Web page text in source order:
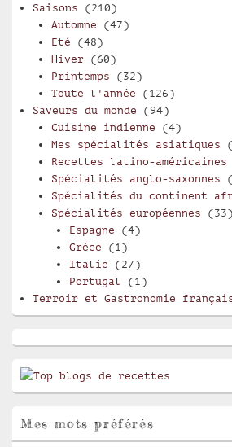
Saisons (210)
Automne (47)
Eté (48)
Hiver(60)
Printemps (32)
Toute l'année (126)
Saveurs du monde (94)
Cuisine indienne (4)
Mes spécialités asiatiques
Recettes latino-américaines
Spécialités anglo-saxonnes
Spécialités du continent
Spécialités européennes (33)
Espagne (4)
Grèce (1)
Italie (27)
Portugal
(1)
Terroir et Gastronomie
Mes mots préférés